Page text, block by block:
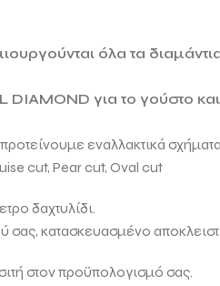
όλα τα
DIAMOND για το γούστο
εναλλακτικά
cut, Pear cut, Oval cut
δαχτυλίδι.
σας, κατασκευασμένο
στον προϋπολογισμό σας.